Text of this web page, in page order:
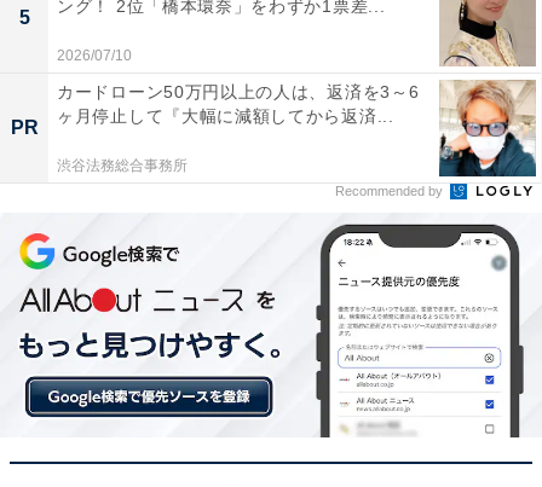
同率2位：中禅寺湖（栃木県日光市）／53票
同率で2位に選ばれたのは、天空の湖とも称される「中
禅寺湖」です。冬の厳しい寒さが作り出す芸術「しぶき
氷」は、樹木が氷の彫刻へと姿を変える、この地ならで
はの絶景。凛と張り詰めた空気の中、日常を忘れて自然
の神秘に浸ることができます。散策を楽しんだ後は、湯
けむりが立ち込める温泉が待っています。静寂の絶景と
温かな名湯に癒やされる、大人な冬旅の目的地です。
回答者からは「雪化粧した男体山や周囲の山々の景色と
5
ング！ 2位「橋本環奈」をわずか1票差...
2026/07/10
PR
カードローン50万円以上の人は、返済を3～6
ヶ月停止して『大幅に減額してから返済...
渋谷法務総合事務所
Recommended by